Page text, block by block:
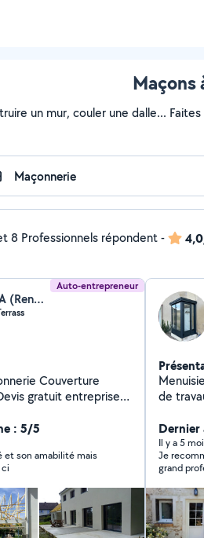
Maçons
un mur, couler une dalle...
8 Professionnels répondent-
Auto-entrepreneur
Mickael DE OLIVEIRA (Renov-bat.entreprise)
Oliveira Mickaël
: 5/5
et son amabilité mais
de
pose
soignées. Sérieux, ponctuel et à l'écoute, je
travail propre et
pour
Dernier
Il y a 5
Je
grand
En plus
quelqu’un
superbe